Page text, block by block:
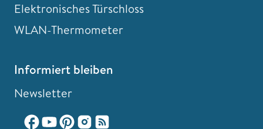
Elektronisches Türschloss
WLAN-Thermometer
Informiert bleiben
Newsletter